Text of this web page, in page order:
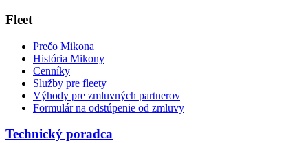
Fleet
Prečo Mikona
História Mikony
Cenníky
Služby pre fleety
Výhody pre zmluvných partnerov
Formulár na odstúpenie od zmluvy
Technický poradca